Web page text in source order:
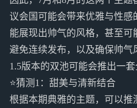
议会国可能会带来优雅与性
能展现出帅气的风格，甚至
避免连续发布，以及确保帅气
1.5版本的双池可能会推出一套
⭐猜测1：甜美与清新结合
根据本期典雅的主题，可以推